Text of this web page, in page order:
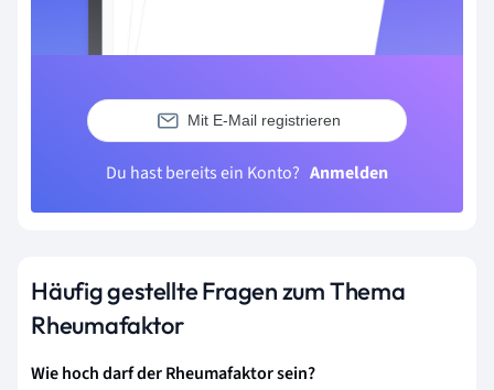
Mit E-Mail registrieren
Du hast bereits ein Konto? Anmelden
Häufig gestellte Fragen zum Thema
Rheumafaktor
Wie hoch darf der Rheumafaktor sein?